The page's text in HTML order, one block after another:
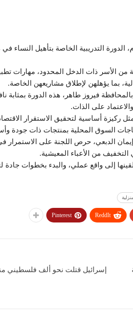
الدورة التدريبية الخاصة بتأهيل النساء
على مدى ثلاثة أيام، إلى إكساب 50 متدربة من الأسر ذات الدخل
بما يؤهلهن لإطلاق مشاريعهن الخاصة.
فيروز طاهر، هذه الدورة بمثابة
على الذات.
ركيزة أساسية لتحقيق الاستقرار
السوق المحلية بمنتجات ذات جودة
إيمان الدبعي، حرص اللجنة على الاستمرار
التخفيف من الأعباء المعيشية.
إلى واقع عملي، والبدء بخطوات
ReddIt
Pinterest
إسرائيل قتلت نحو ألف فلسطيني